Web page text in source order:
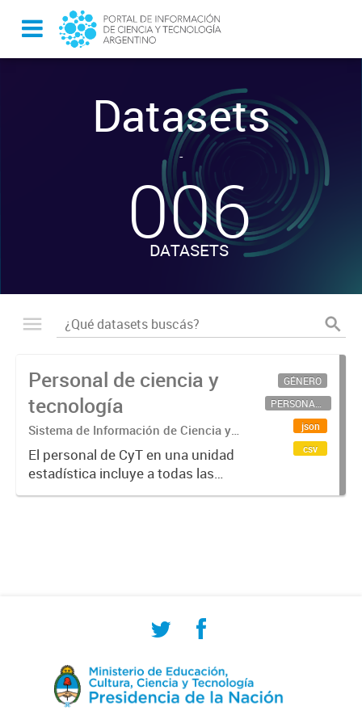
Datasets
-
006
DATASETS
Personal de ciencia y
tecnología
Sistema de Información de Ciencia y
Tecnología Argentino (SICYTAR)
El personal de CyT en una unidad
estadística incluye a todas las
personas involucradas
GÉNERO
PERSONAL CIENTÍFICO-TECNOLÓGICO
json
csv